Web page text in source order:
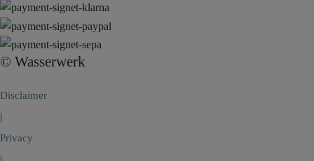
© Wasserwerk
Disclaimer
|
Privacy